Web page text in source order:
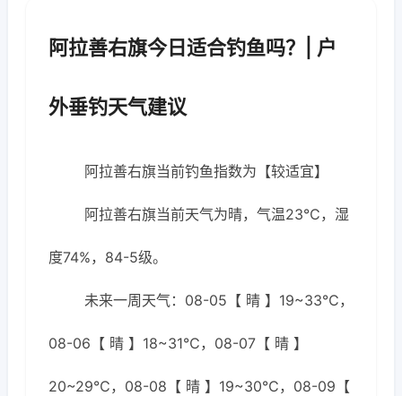
阿拉善右旗今日适合钓鱼吗？| 户
外垂钓天气建议
阿拉善右旗当前钓鱼指数为【较适宜】
阿拉善右旗当前天气为晴，气温23℃，湿
度74%，84-5级。
未来一周天气：08-05【 晴 】19~33℃，
08-06【 晴 】18~31℃，08-07【 晴 】
20~29℃，08-08【 晴 】19~30℃，08-09【